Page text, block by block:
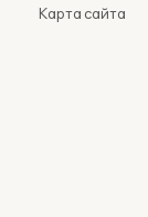
Карта сайта